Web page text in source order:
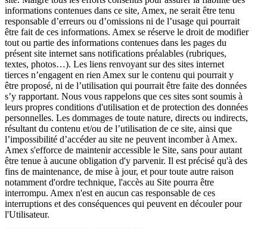
informations contenues dans ce site, Amex, ne serait être tenu
responsable d’erreurs ou d’omissions ni de l’usage qui pourrait
être fait de ces informations. Amex se réserve le droit de modifier
tout ou partie des informations contenues dans les pages du
présent site internet sans notifications préalables (rubriques,
textes, photos…). Les liens renvoyant sur des sites internet
tierces n’engagent en rien Amex sur le contenu qui pourrait y
être proposé, ni de l’utilisation qui pourrait être faite des données
s’y rapportant. Nous vous rappelons que ces sites sont soumis à
leurs propres conditions d'utilisation et de protection des données
personnelles. Les dommages de toute nature, directs ou indirects,
résultant du contenu et/ou de l’utilisation de ce site, ainsi que
l’impossibilité d’accéder au site ne peuvent incomber à Amex.
Amex s'efforce de maintenir accessible le Site, sans pour autant
être tenue à aucune obligation d'y parvenir. Il est précisé qu'à des
fins de maintenance, de mise à jour, et pour toute autre raison
notamment d'ordre technique, l'accès au Site pourra être
interrompu. Amex n'est en aucun cas responsable de ces
interruptions et des conséquences qui peuvent en découler pour
l'Utilisateur.